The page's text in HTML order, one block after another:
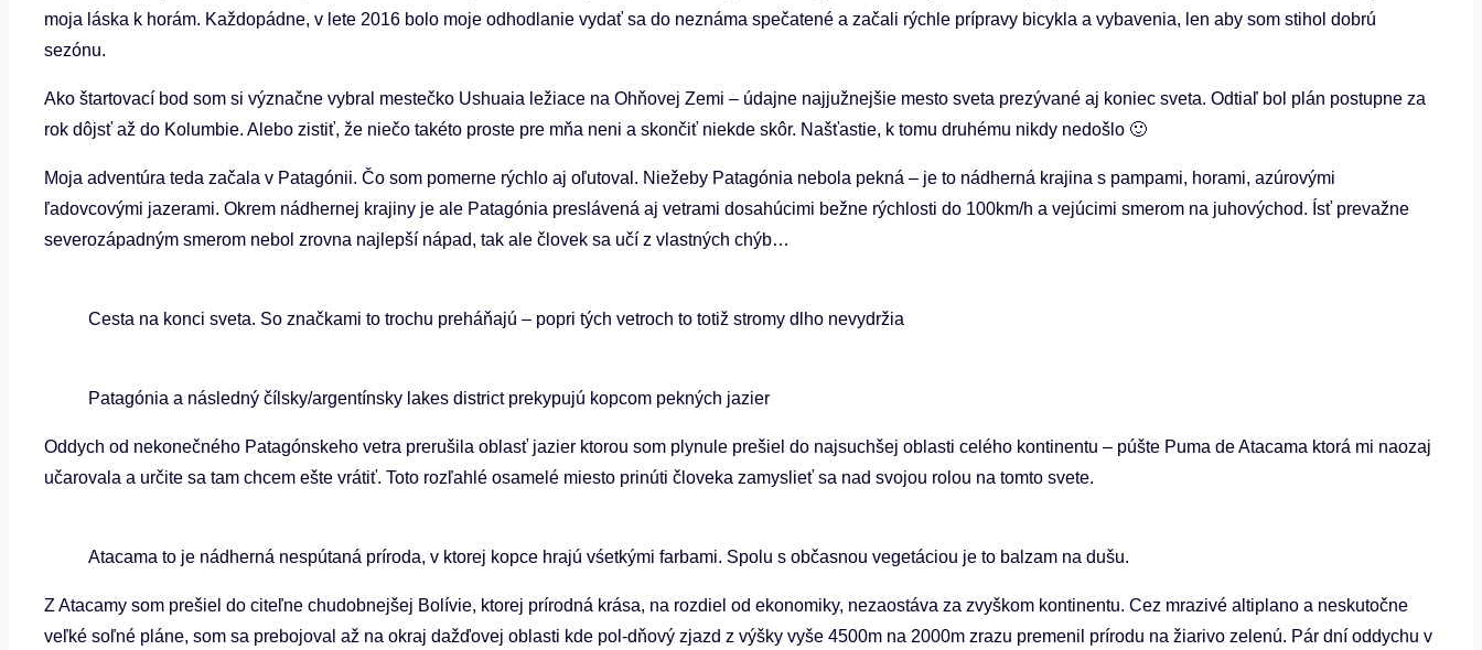
moja láska k horám. Každopádne, v lete 2016 bolo moje odhodlanie vydať sa do neznáma spečatené a začali rýchle prípravy bicykla a vybavenia, len aby som stihol dobrú
sezónu.
Ako štartovací bod som si význačne vybral mestečko Ushuaia ležiace na Ohňovej Zemi – údajne najjužnejšie mesto sveta prezývané aj koniec sveta. Odtiaľ bol plán postupne za
rok dôjsť až do Kolumbie. Alebo zistiť, že niečo takéto proste pre mňa neni a skončiť niekde skôr. Našťastie, k tomu druhému nikdy nedošlo 🙂
Moja adventúra teda začala v Patagónii. Čo som pomerne rýchlo aj oľutoval. Niežeby Patagónia nebola pekná – je to nádherná krajina s pampami, horami, azúrovými
ľadovcovými jazerami. Okrem nádhernej krajiny je ale Patagónia preslávená aj vetrami dosahúcimi bežne rýchlosti do 100km/h a vejúcimi smerom na juhovýchod. Ísť prevažne
severozápadným smerom nebol zrovna najlepší nápad, tak ale človek sa učí z vlastných chýb…
Cesta na konci sveta. So značkami to trochu preháňajú – popri tých vetroch to totiž stromy dlho nevydržia
Patagónia a následný čílsky/argentínsky lakes district prekypujú kopcom pekných jazier
Oddych od nekonečného Patagónskeho vetra prerušila oblasť jazier ktorou som plynule prešiel do najsuchšej oblasti celého kontinentu – púšte Puma de Atacama ktorá mi naozaj
učarovala a určite sa tam chcem ešte vrátiť. Toto rozľahlé osamelé miesto prinúti človeka zamyslieť sa nad svojou rolou na tomto svete.
Atacama to je nádherná nespútaná príroda, v ktorej kopce hrajú vśetkými farbami. Spolu s občasnou vegetáciou je to balzam na dušu.
Z Atacamy som prešiel do citeľne chudobnejšej Bolívie, ktorej prírodná krása, na rozdiel od ekonomiky, nezaostáva za zvyškom kontinentu. Cez mrazivé altiplano a neskutočne
veľké soľné pláne, som sa prebojoval až na okraj dažďovej oblasti kde pol-dňový zjazd z výšky vyše 4500m na 2000m zrazu premenil prírodu na žiarivo zelenú. Pár dní oddychu v